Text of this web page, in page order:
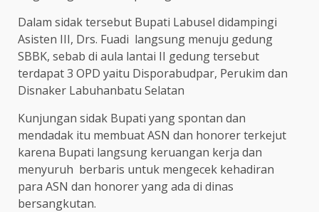
Dalam sidak tersebut Bupati Labusel didampingi
Asisten III, Drs. Fuadi langsung menuju gedung
SBBK, sebab di aula lantai II gedung tersebut
terdapat 3 OPD yaitu Disporabudpar, Perukim dan
Disnaker Labuhanbatu Selatan
Kunjungan sidak Bupati yang spontan dan
mendadak itu membuat ASN dan honorer terkejut
karena Bupati langsung keruangan kerja dan
menyuruh berbaris untuk mengecek kehadiran
para ASN dan honorer yang ada di dinas
bersangkutan.